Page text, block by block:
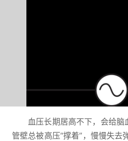
血压长期居高不下，会给脑
管壁总被高压“撑着”，慢慢失去